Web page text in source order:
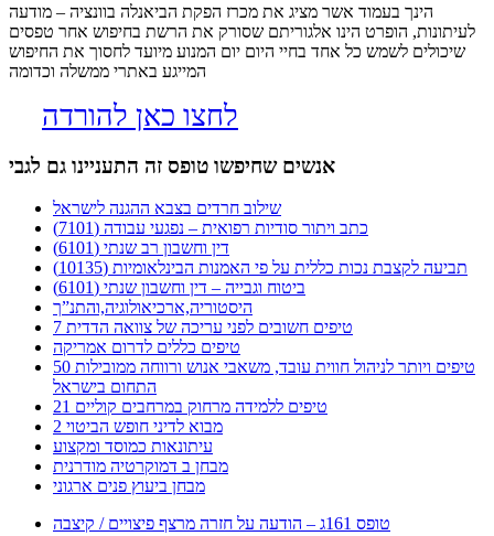
הינך בעמוד אשר מציג את מכרז הפקת הביאנלה בוונציה – מודעה
לעיתונות, הופרט הינו אלגוריתם שסורק את הרשת בחיפוש אחר טפסים
שיכולים לשמש כל אחד בחיי היום יום המנוע מיועד לחסוך את החיפוש
המייגע באתרי ממשלה וכדומה
לחצו כאן להורדה
אנשים שחיפשו טופס זה התעניינו גם לגבי
שילוב חרדים בצבא ההגנה לישראל
כתב ויתור סודיות רפואית – נפגעי עבודה (7101)
דין וחשבון רב שנתי (6101)
תביעה לקצבת נכות כללית על פי האמנות הבינלאומיות (10135)
ביטוח וגבייה – דין וחשבון שנתי (6101)
היסטוריה,ארכיאולוגיה,והתנ”ך
7 טיפים חשובים לפני עריכה של צוואה הדדית
טיפים כללים לדרום אמריקה
50 טיפים ויותר לניהול חווית עובד, משאבי אנוש ורווחה ממובילות
התחום בישראל
21 טיפים ללמידה מרחוק במרחבים קוליים
מבוא לדיני חופש הביטוי 2
עיתונאות כמוסד ומקצוע
מבחן ב דמוקרטיה מודרנית
מבחן ביעוץ פנים ארגוני
טופס 161ג – הודעה על חזרה מרצף פיצויים / קיצבה